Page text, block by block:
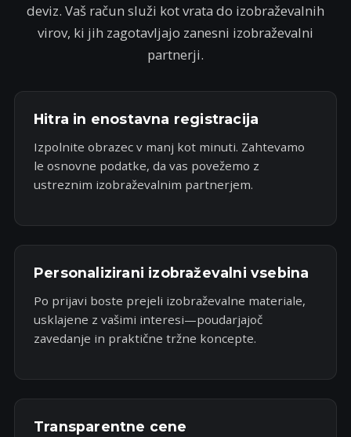
deviz. Vaš račun služi kot vrata do izobraževalnih
virov, ki jih zagotavljajo zanesni izobraževalni
partnerji.
Hitra in enostavna registracija
Izpolnite obrazec v manj kot minuti. Zahtevamo
le osnovne podatke, da vas povežemo z
ustreznim izobraževalnim partnerjem.
Personalizirani izobraževalni vsebina
Po prijavi boste prejeli izobraževalne materiale,
usklajene z vašimi interesi—poudarjajoč
zavedanje in praktične tržne koncepte.
Transparentne cene